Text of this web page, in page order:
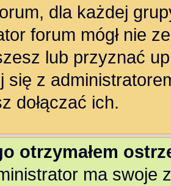
dla każdej
forum mógł nie
lub przyznać
się z
dołączać ich.
otrzymałem
ma swoje